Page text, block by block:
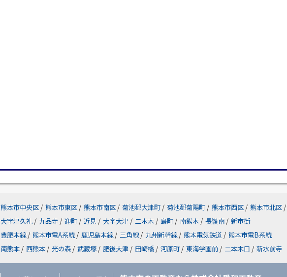
熊本市中央区 / 熊本市東区 / 熊本市南区 / 菊池郡大津町 / 菊池郡菊陽町 / 熊本市西区 / 熊本市北区 /
大字津久礼 / 九品寺 / 迎町 / 近見 / 大字大津 / 二本木 / 島町 / 南熊本 / 長嶺南 / 新市街
豊肥本線 / 熊本市電A系統 / 鹿児島本線 / 三角線 / 九州新幹線 / 熊本電気鉄道 / 熊本市電B系統
南熊本 / 西熊本 / 光の森 / 武蔵塚 / 肥後大津 / 田崎橋 / 河原町 / 東海学園前 / 二本木口 / 新水前寺